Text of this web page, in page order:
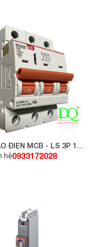
ĐIỆN MCB - LS 3P 10A
hệ0933172028